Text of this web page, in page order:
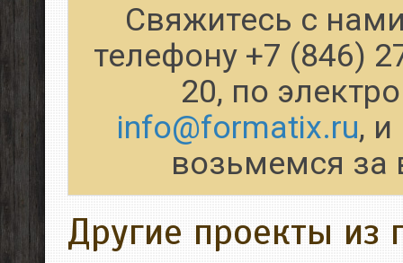
Свяжитесь с
телефону +7 (846)
20, по
info@formatix.ru,
возьмемся за
Другие проекты из